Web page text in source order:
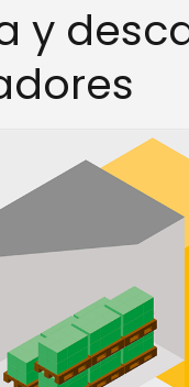
y